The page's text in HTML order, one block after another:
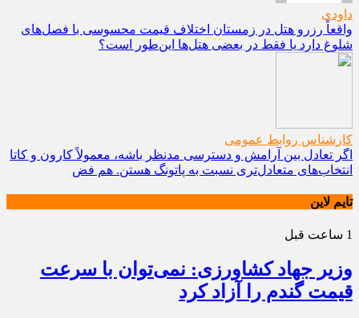
داودی
واقعاً رزرو هتل در زمستان اختلاف قیمت محسوسی با فصل‌های
شلوغ دارد یا فقط در بعضی هتل‌ها این‌طور است؟
کارشناس روابط عمومی
اگر تعادل بین آرامش و دسترسی مدنظر باشه، معمولاً کارون و کاتا
انتخاب‌های متعادل‌تری نسبت به پاتونگ هستن. هم فض
تایم لاین
1 ساعت قبل
وزیر جهاد کشاورزی: نمی‌توان با سرعت
قیمت گندم را آزاد کرد